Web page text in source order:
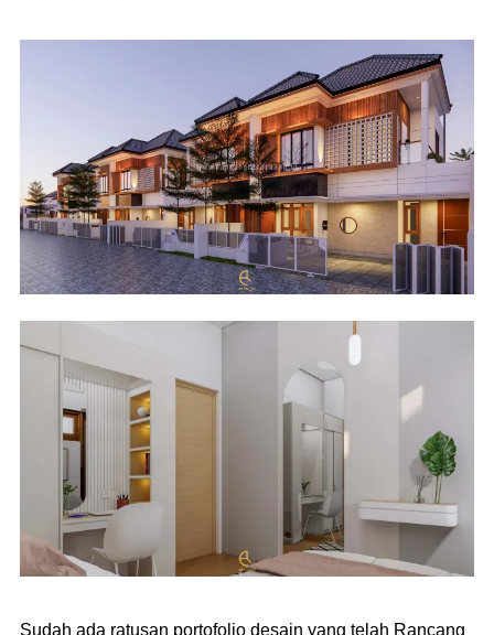
Sudah ada ratusan portofolio desain yang telah Rancang